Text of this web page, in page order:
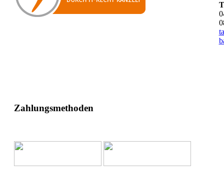
Zahlungsmethoden